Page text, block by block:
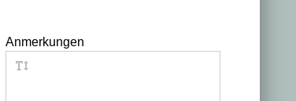
Anmerkungen